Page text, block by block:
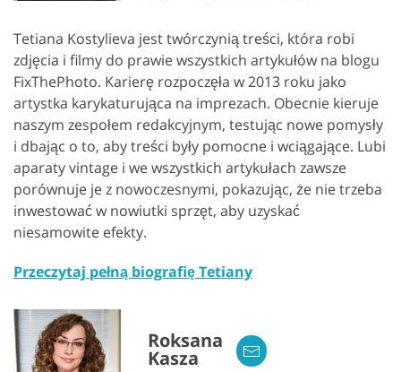
Tetiana Kostylieva jest twórczynią treści, która robi
zdjęcia i filmy do prawie wszystkich artykułów na blogu
FixThePhoto. Karierę rozpoczęła w 2013 roku jako
artystka karykaturująca na imprezach. Obecnie kieruje
naszym zespołem redakcyjnym, testując nowe pomysły
i dbając o to, aby treści były pomocne i wciągające. Lubi
aparaty vintage i we wszystkich artykułach zawsze
porównuje je z nowoczesnymi, pokazując, że nie trzeba
inwestować w nowiutki sprzęt, aby uzyskać
niesamowite efekty.
Przeczytaj pełną biografię Tetiany
Roksana
Kasza